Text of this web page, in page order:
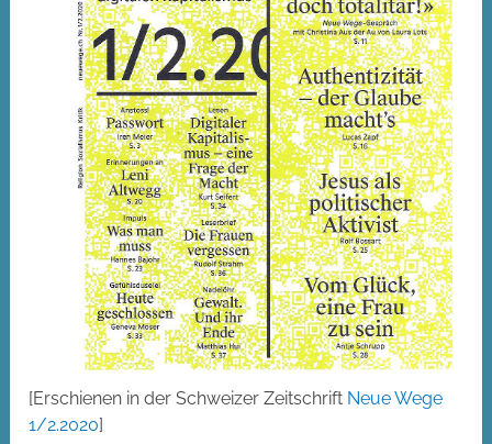
[Erschienen in der Schweizer Zeitschrift Neue Wege
1/2.2020]